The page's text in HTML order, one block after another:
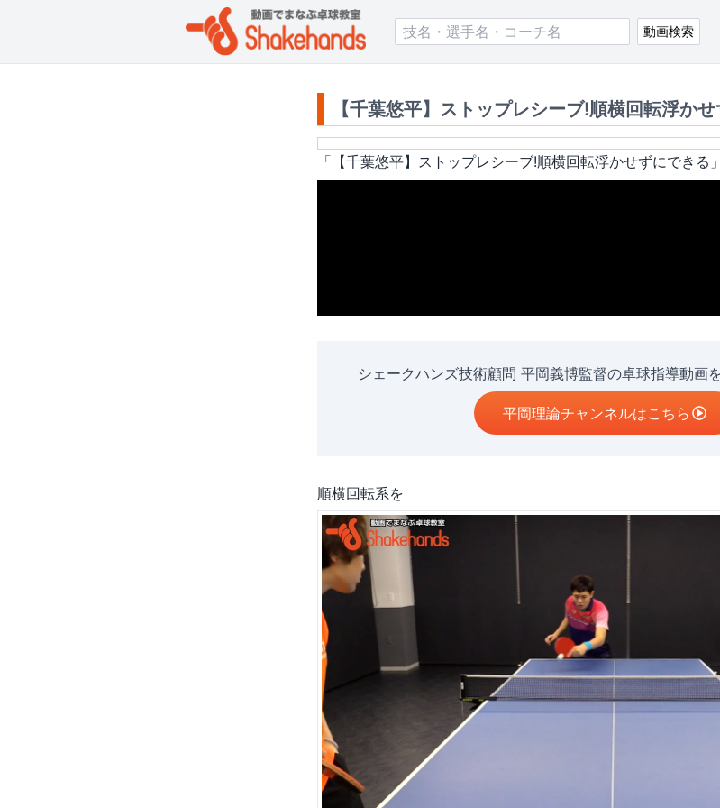
動画検索
【千葉悠平】ストップレシーブ!順横回転浮か
「 【千葉悠平】ストップレシーブ!順横回転浮かせずにできる
シェークハンズ技術顧問 平岡義博監督の卓球指導動画
平岡理論チャンネルはこちら
順横回転系を